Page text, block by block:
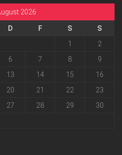
2026
D F S
S
1
2
6 7 8
9
13 14 15
16
20 21 22
23
27 28 29
30